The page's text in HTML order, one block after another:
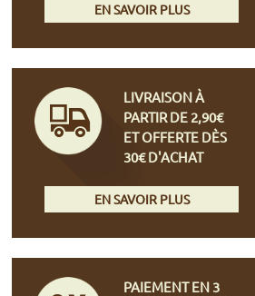
EN SAVOIR PLUS
LIVRAISON À
PARTIR DE 2,90€
ET OFFERTE DÈS
30€ D'ACHAT
EN SAVOIR PLUS
PAIEMENT EN 3